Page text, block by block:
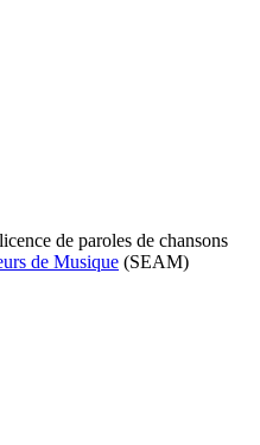
de paroles de chansons
de Musique (SEAM)